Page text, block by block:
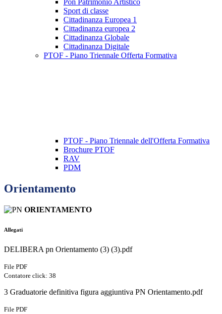
Pon Patrimonio Artistico
Sport di classe
Cittadinanza Europea 1
Cittadinanza europea 2
Cittadinanza Globale
Cittadinanza Digitale
PTOF - Piano Triennale Offerta Formativa
PTOF - Piano Triennale dell'Offerta Formativa
Brochure PTOF
RAV
PDM
Orientamento
ORIENTAMENTO
Allegati
DELIBERA pn Orientamento (3) (3).pdf
File PDF
Contatore click: 38
3 Graduatorie definitiva figura aggiuntiva PN Orientamento.pdf
File PDF